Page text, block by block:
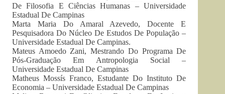
De Filosofia E Ciências Humanas – Universidade
Estadual De Campinas
Marta Maria Do Amaral Azevedo, Docente E
Pesquisadora Do Núcleo De Estudos De População –
Universidade Estadual De Campinas.
Mateus Amoedo Zani, Mestrando Do Programa De
Pós-Graduação Em Antropologia Social –
Universidade Estadual De Campinas
Matheus Mossís Franco, Estudante Do Instituto De
Economia – Universidade Estadual De Campinas